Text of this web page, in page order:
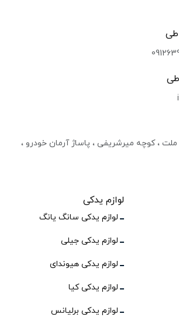
، کوچه میرشریفی ، پاساژ آرمان خودرو ،
لوازم یدکی
لوازم یدکی سانگ یانگ
لوازم یدکی جیلی
لوازم یدکی هیوندای
لوازم یدکی کیا
لوازم یدکی برلیانس